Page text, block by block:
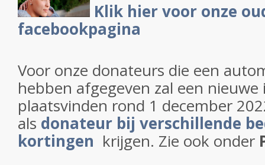
Klik hier voor onze
facebookpagina
Voor onze donateurs die een
hebben afgegeven zal een nieuwe
plaatsvinden rond 1 december
als donateur bij verschillende
kortingen krijgen. Zie ook onder